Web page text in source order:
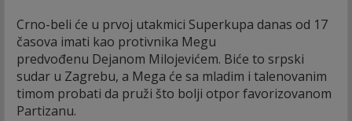
Crno-beli će u prvoj utakmici Superkupa danas od 17
časova imati kao protivnika Megu
predvođenu Dejanom Milojevićem. Biće to srpski
sudar u Zagrebu, a Mega će sa mladim i talenovanim
timom probati da pruži što bolji otpor favorizovanom
Partizanu.